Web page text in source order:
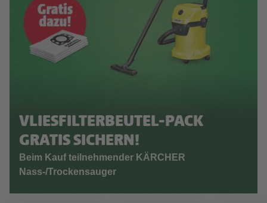
VLIESFILTERBEUTEL-PACK
GRATIS SICHERN!
Beim Kauf teilnehmender KÄRCHER
Nass-/Trockensauger